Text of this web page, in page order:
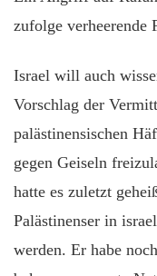
zufolge verheerende
Israel will auch
Vorschlag der
palästinensischen
gegen Geiseln
hatte es zuletzt
Palästinenser in
werden. Er habe